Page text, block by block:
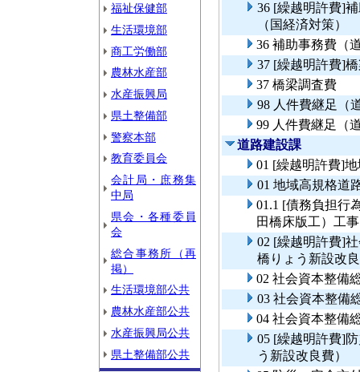
福祉保健部
生活環境部
商工労働部
農林水産部
水産振興局
県土整備部
警察本部
教育委員会
会計局・庶務集
中局
県会・各種委員
会
総合事務所（再
掲）
生活環境部公共
農林水産部公共
水産振興局公共
県土整備部公共
36 [繰越明許費]
（国経済対策）
36 補助事務費（
37 [繰越明許費]
37 橋梁調査費
98 人件費継足（
99 人件費継足（
道路建設課
01 [繰越明許費]
01 地域高規格道
01.1 [債務負担行
田橋床版工）工事
02 [繰越明許費]
橋りょう新設改
02 社会資本整備
03 社会資本整備
04 社会資本整備
05 [繰越明許費]
う新設改良費）